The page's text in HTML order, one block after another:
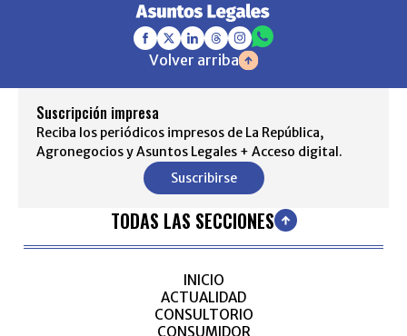
Volver arriba
Suscripción impresa
Reciba los periódicos impresos de La República,
Agronegocios y Asuntos Legales + Acceso digital.
Suscribirse
TODAS LAS SECCIONES
INICIO
ACTUALIDAD
CONSULTORIO
CONSUMIDOR